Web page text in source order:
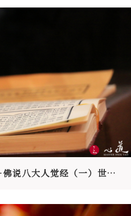
心道法师经典开示－佛说八大人觉经（一）世间无常